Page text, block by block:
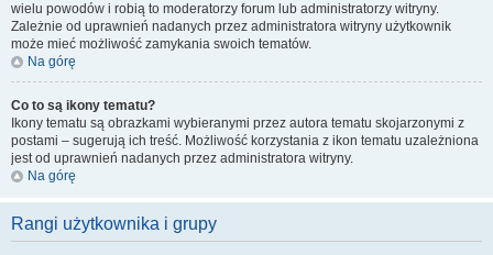
wielu powodów i robią to moderatorzy forum lub administratorzy witryny.
Zależnie od uprawnień nadanych przez administratora witryny użytkownik
może mieć możliwość zamykania swoich tematów.
Na górę
Co to są ikony tematu?
Ikony tematu są obrazkami wybieranymi przez autora tematu skojarzonymi z
postami – sugerują ich treść. Możliwość korzystania z ikon tematu uzależniona
jest od uprawnień nadanych przez administratora witryny.
Na górę
Rangi użytkownika i grupy